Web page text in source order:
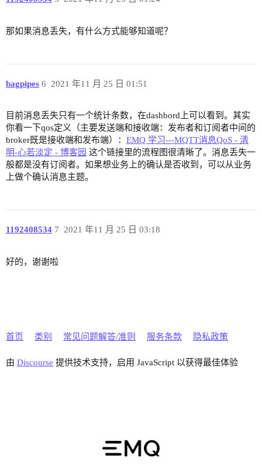
那如果消息丢失，有什么方式能够知道呢？
bagpipes 2021 年11 月 25 日 01:51
6
目前消息丢失只有一个统计条数，在dashbord上可以看到。其实
你看一下qos定义（主要发送端和接收端：发布者和订阅者中间的
broker既是接收端和发布端）： EMQ 学习---MQTT消息QoS - 清
明-心若淡定 - 博客园 这个链接里的流程图很清晰了。消息丢失一
般都是没有订阅者。如果想业务上的确认是否收到，可以从业务
上做个确认消息主题。
1192408534 2021 年11 月 25 日 03:18
7
好的，谢谢啦
首页 类别 常见问题解答/准则 服务条款 隐私政策
由 Discourse 提供技术支持，启用 JavaScript 以获得最佳体验